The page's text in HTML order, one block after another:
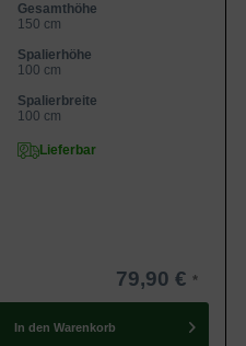
Gesamthöhe
150 cm
Spalierhöhe
100 cm
Spalierbreite
100 cm
Lieferbar
79,90 €
In den Warenkorb